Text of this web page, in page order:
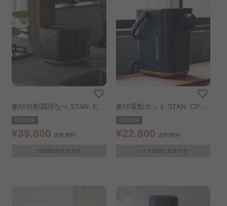
象印自動調理なべ STAN. EL-
KA23-BA ブラック
販売価格
¥39,800 送料無料
1週間以内発送予定
象印電動ポット STAN. CP-C
A12-BA ブラック
販売価格
¥22,800 送料無料
1ヶ月以内に発送予定